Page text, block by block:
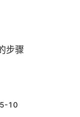
步骤
10